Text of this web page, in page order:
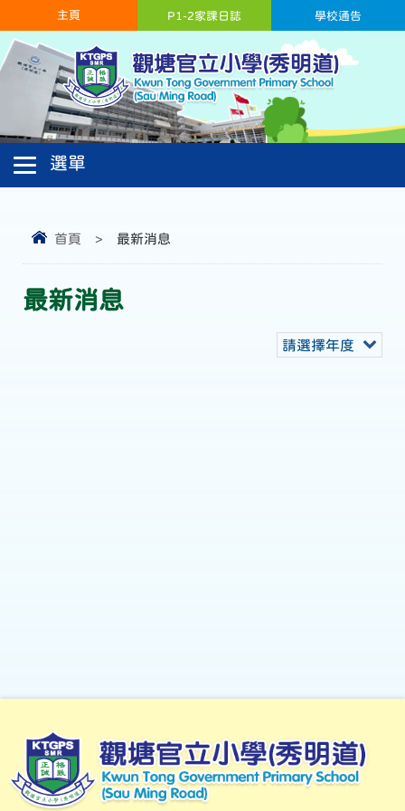
主頁 學校通告
P1-2家課日誌
首頁 > 最新消息
最新消息
請選擇年度